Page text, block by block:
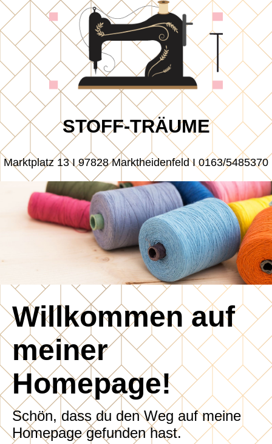
STOFF-TRÄUME
Marktplatz 13 I 97828 Marktheidenfeld I 0163/5485370
Willkommen auf
meiner
Homepage!
Schön, dass du den Weg auf meine
Homepage gefunden hast.